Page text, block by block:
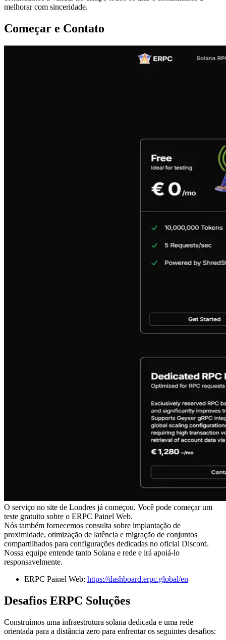
melhorar com sinceridade.
Começar e Contato
O serviço no site de Londres já começou. Você pode começar um
teste gratuito sobre o ERPC Painel Web.
Nós também fornecemos consulta sobre implantação de
proximidade, otimização de latência e migração de conjuntos
compartilhados para configurações dedicadas no oficial Discord.
Nossa equipe entende tanto Solana e rede e irá apoiá-lo
responsavelmente.
ERPC Painel Web: https://dashboard.erpc.global/en
Desafios ERPC Soluções
Construímos uma infraestrutura solana dedicada e uma rede
orientada para a distância zero para enfrentar os seguintes desafios: